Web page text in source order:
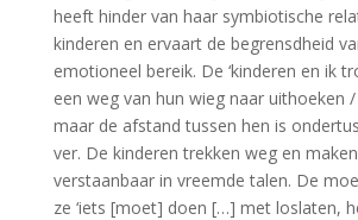
heeft hinder van haar symbiotische
kinderen en ervaart de begrensdheid
emotioneel bereik. De ‘kinderen en ik
een weg van hun wieg naar uithoeken /
maar de afstand tussen hen is
ver. De kinderen trekken weg en
verstaanbaar in vreemde talen. De
ze ‘iets [moet] doen […] met loslaten,